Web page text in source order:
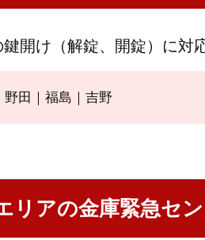
開け（解錠、開錠）に対
田｜福島｜吉野
リアの金庫緊急セ